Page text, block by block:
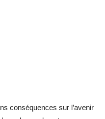
conséquences sur l’avenir